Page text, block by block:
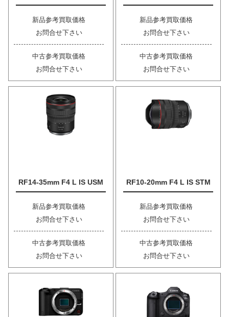
新品参考買取価格
お問合せ下さい
中古参考買取価格
お問合せ下さい
新品参考買取価格
お問合せ下さい
中古参考買取価格
お問合せ下さい
RF14-35mm F4 L IS USM
新品参考買取価格
お問合せ下さい
中古参考買取価格
お問合せ下さい
RF10-20mm F4 L IS STM
新品参考買取価格
お問合せ下さい
中古参考買取価格
お問合せ下さい